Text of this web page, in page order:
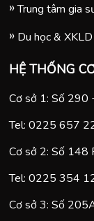
Trung tâm gia
Du học & XKLD
HỆ THỐNG
Cơ sở 1: Số 290
Tel: 0225 657
Cơ sở 2: Số 148
Tel: 0225 354
Cơ sở 3: Số